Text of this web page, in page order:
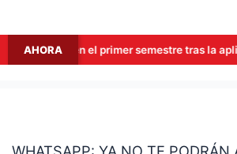
AHORAen el primer semestre tras la